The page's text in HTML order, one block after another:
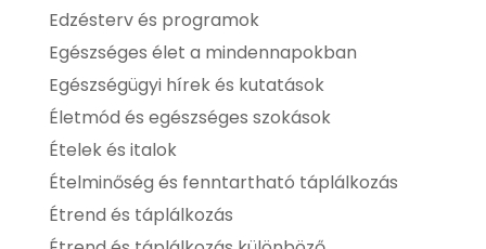
Edzésterv és programok
Egészséges élet a mindennapokban
Egészségügyi hírek és kutatások
Életmód és egészséges szokások
Ételek és italok
Ételminőség és fenntartható táplálkozás
Étrend és táplálkozás